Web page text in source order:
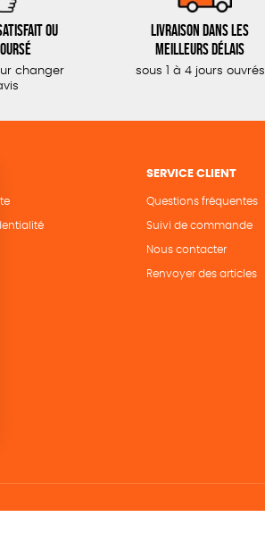
ou
changer
Livraison dans les
meilleurs délais
sous 1 à 4 jours ouvrés
SERVICE CLIENT
Questions fréquentes
Suivi de commande
Nous contacter
Renvoyer des articles